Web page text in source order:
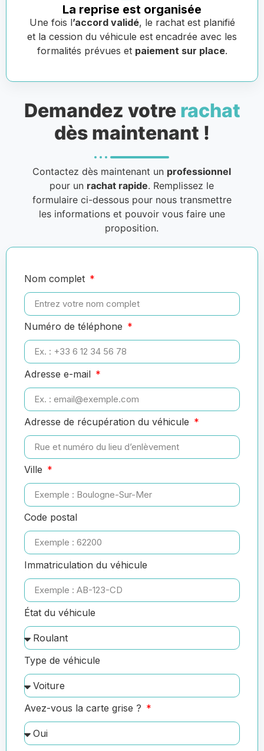
La reprise est organisée
Une fois l’accord validé, le rachat est planifié
et la cession du véhicule est encadrée avec les
formalités prévues et paiement sur place.
Demandez votre rachat
dès maintenant !
Contactez dès maintenant un professionnel
pour un rachat rapide. Remplissez le
formulaire ci-dessous pour nous transmettre
les informations et pouvoir vous faire une
proposition.
Nom complet
Numéro de téléphone
Adresse e-mail
Adresse de récupération du véhicule
Ville
Code postal
Immatriculation du véhicule
État du véhicule
Type de véhicule
Avez-vous la carte grise ?